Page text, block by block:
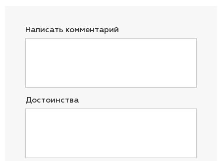
Написать комментарий
Достоинства